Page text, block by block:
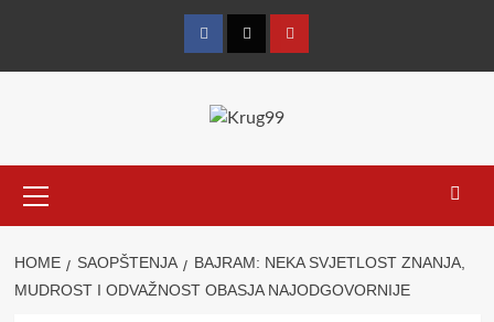
FacebookTwitterYouTube
Menu
HOME SAOPŠTENJA
BAJRAM: NEKA SVJETLOST ZNANJA,
MUDROST I ODVAŽNOST OBASJA NAJODGOVORNIJE